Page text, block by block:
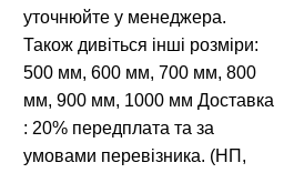
уточнюйте у менеджера.
Також дивіться інші розміри:
500 мм, 600 мм, 700 мм, 800
мм, 900 мм, 1000 мм Доставка
: 20% передплата та за
умовами перевізника. (НП,